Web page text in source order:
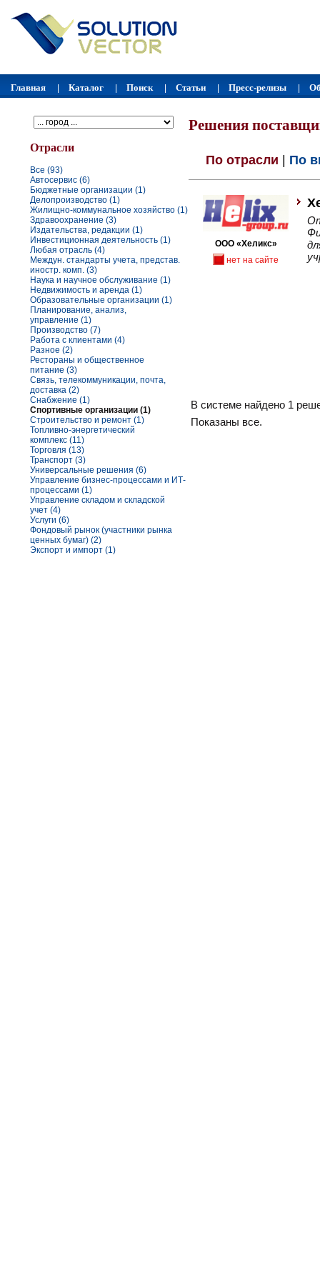
Главная Каталог Поиск Статьи Пресс-релизы
Отрасли
Все (93)
Автосервис (6)
Бюджетные организации (1)
Делопроизводство (1)
Жилищно-коммунальное хозяйство (1)
Здравоохранение (3)
Издательства, редакции (1)
Инвестиционная деятельность (1)
Любая отрасль (4)
Междун. стандарты учета, представ.
иностр. комп. (3)
Наука и научное обслуживание (1)
Недвижимость и аренда (1)
Образовательные организации (1)
Планирование, анализ,
управление (1)
Производство (7)
Работа с клиентами (4)
Разное (2)
Рестораны и общественное
питание (3)
Связь, телекоммуникации, почта,
доставка (2)
Снабжение (1)
Спортивные организации (1)
Строительство и ремонт (1)
Топливно-энергетический
комплекс (11)
Торговля (13)
Транспорт (3)
Универсальные решения (6)
Управление бизнес-процессами и ИТ-
процессами (1)
Управление складом и складской
учет (4)
Услуги (6)
Фондовый рынок (участники рынка
ценных бумаг) (2)
Экспорт и импорт (1)
Решения
По отрасли По
ООО «Хеликс»
нет на сайте
В системе найдено 1
Показаны все.